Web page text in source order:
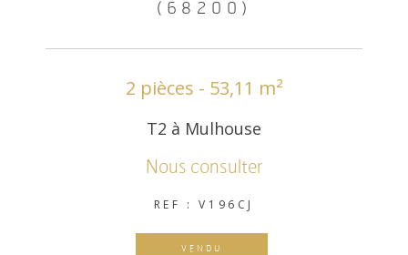
(68200)
2 pièces - 53,11 m²
T2 à Mulhouse
Nous consulter
REF : V196CJ
VENDU